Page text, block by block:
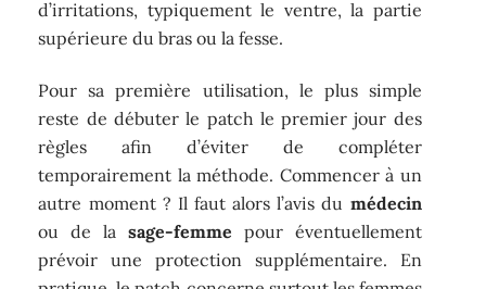
d’irritations, typiquement le ventre, la partie
supérieure du bras ou la fesse.
Pour sa première utilisation, le plus simple
reste de débuter le patch le premier jour des
règles afin d’éviter de compléter
temporairement la méthode. Commencer à un
autre moment ? Il faut alors l’avis du médecin
ou de la sage-femme pour éventuellement
prévoir une protection supplémentaire. En